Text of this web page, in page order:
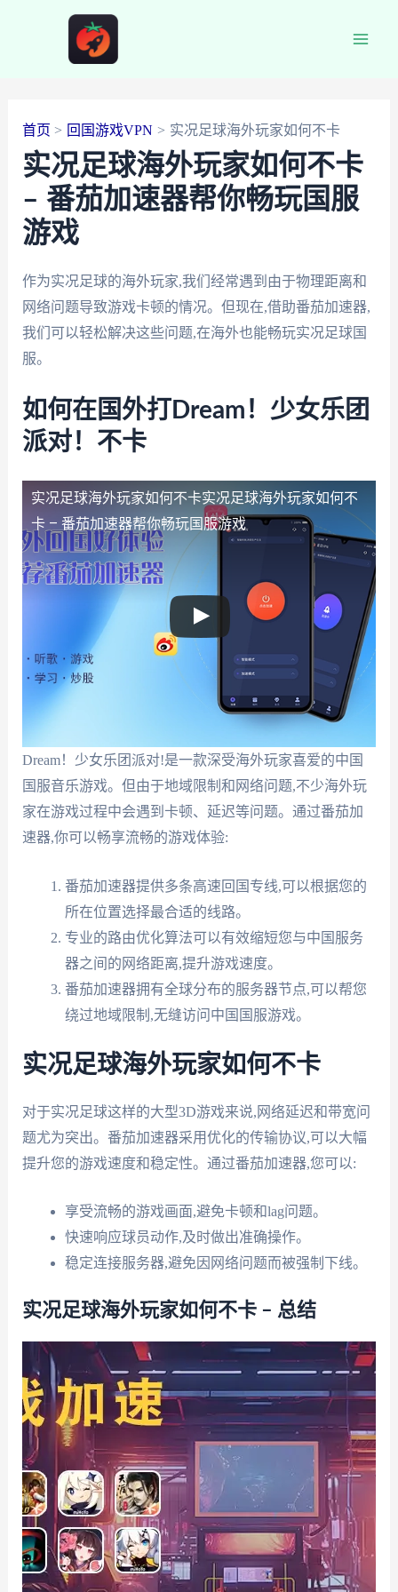
首页 回国游戏VPN 实况足球海外玩家如何不卡
实况足球海外玩家如何不卡
– 番茄加速器帮你畅玩国服
游戏
作为实况足球的海外玩家,我们经常遇到由于物理距离和
网络问题导致游戏卡顿的情况。但现在,借助番茄加速器,
我们可以轻松解决这些问题,在海外也能畅玩实况足球国
服。
如何在国外打Dream！少女乐团
派对！不卡
实况足球海外玩家如何不卡实况足球海外玩家如何不
卡 – 番茄加速器帮你畅玩国服游戏
Dream！少女乐团派对!是一款深受海外玩家喜爱的中国
国服音乐游戏。但由于地域限制和网络问题,不少海外玩
家在游戏过程中会遇到卡顿、延迟等问题。通过番茄加
速器,你可以畅享流畅的游戏体验:
番茄加速器提供多条高速回国专线,可以根据您的
所在位置选择最合适的线路。
专业的路由优化算法可以有效缩短您与中国服务
器之间的网络距离,提升游戏速度。
番茄加速器拥有全球分布的服务器节点,可以帮您
绕过地域限制,无缝访问中国国服游戏。
实况足球海外玩家如何不卡
对于实况足球这样的大型3D游戏来说,网络延迟和带宽问
题尤为突出。番茄加速器采用优化的传输协议,可以大幅
提升您的游戏速度和稳定性。通过番茄加速器,您可以:
享受流畅的游戏画面,避免卡顿和lag问题。
快速响应球员动作,及时做出准确操作。
稳定连接服务器,避免因网络问题而被强制下线。
实况足球海外玩家如何不卡 – 总结